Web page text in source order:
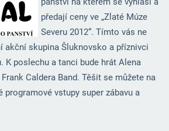
předají ceny ve „Zlaté Múze
Severu 2012“. Tímto vás ne
akční skupina Šluknovsko a příznivci
K poslechu a tanci bude hrát Alena
Caldera Band. Těšit se můžete na
programové vstupy super zábavu a